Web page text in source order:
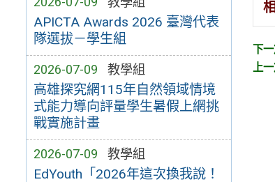
APICTA Awards 2026 臺灣代表
隊選拔－學生組
2026-07-09 教學組
高雄探究網115年自然領域情境
式能力導向評量學生暑假上網挑
戰實施計畫
2026-07-09 教學組
EdYouth「2026年這次換我說！